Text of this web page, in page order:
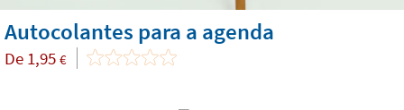
Autocolantes para a agenda
De 1,95 €